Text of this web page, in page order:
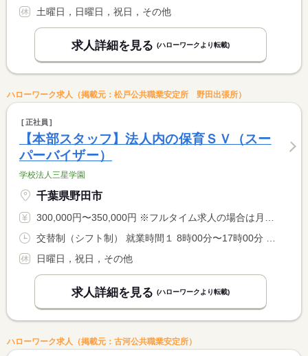
土曜日，日曜日，祝日，その他
求人詳細を見る (ハローワークより転載)
ハローワーク求人（掲載元：松戸公共職業安定所 野田出張所）
正社員
【本部スタッフ】法人内の保育ＳＶ（スー
パーバイザー）
学校法人三星学園
千葉県野田市
300,000円〜350,000円 ※フルタイム求人の場合は月額（換算額）、パート求人の場合は時間額を表示しています。
日曜日，祝日，その他
求人詳細を見る (ハローワークより転載)
ハローワーク求人（掲載元：古河公共職業安定所）